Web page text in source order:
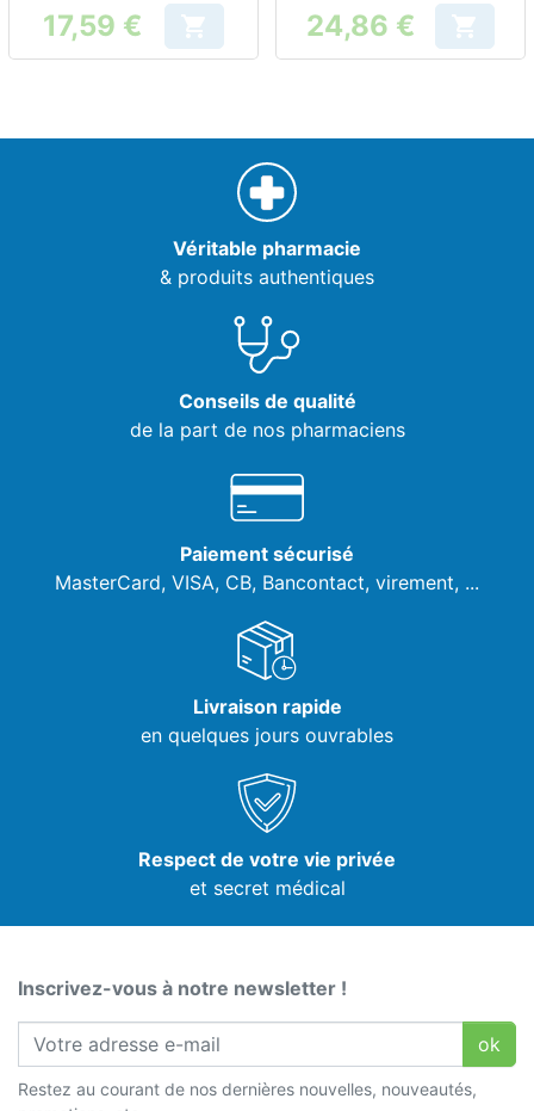
Prix
17,59 €  Prix
24,86 € 
Véritable pharmacie
& produits authentiques
Conseils de qualité
de la part de nos pharmaciens
Paiement sécurisé
MasterCard, VISA, CB, Bancontact, virement, ...
Livraison rapide
en quelques jours ouvrables
Respect de votre vie privée
et secret médical
Inscrivez-vous à notre newsletter !
ok
Restez au courant de nos dernières nouvelles, nouveautés,